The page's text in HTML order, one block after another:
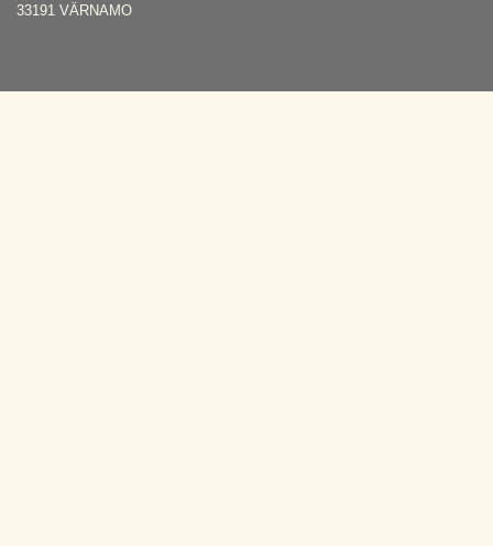
33191 VÄRNAMO